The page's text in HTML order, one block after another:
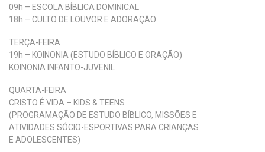
09h – ESCOLA BÍBLICA DOMINICAL
18h – CULTO DE LOUVOR E ADORAÇÃO
TERÇA-FEIRA
19h – KOINONIA (ESTUDO BÍBLICO E ORAÇÃO)
KOINONIA INFANTO-JUVENIL
QUARTA-FEIRA
CRISTO É VIDA – KIDS & TEENS
(PROGRAMAÇÃO DE ESTUDO BÍBLICO, MISSÕES E
ATIVIDADES SÓCIO-ESPORTIVAS PARA CRIANÇAS
E ADOLESCENTES)